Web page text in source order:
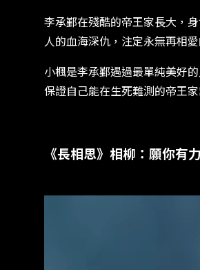
李承鄞在殘酷的帝王家長大，
人的血海深仇，注定永無再相愛
小楓是李承鄞遇過最單純美好
保證自己能在生死難測的帝王
《長相思》相柳：願你有